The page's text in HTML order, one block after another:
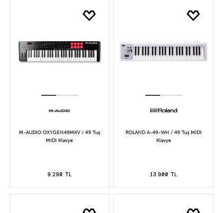
M-AUDIO OXYGEN49MKV / 49 Tuş
MIDI Klavye
9.290 TL
ROLAND A-49-WH / 49 Tuş MIDI
Klavye
13.900 TL